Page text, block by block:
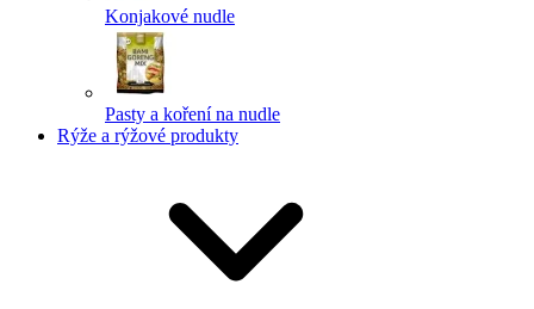
Konjakové nudle
Pasty a koření na nudle
Rýže a rýžové produkty